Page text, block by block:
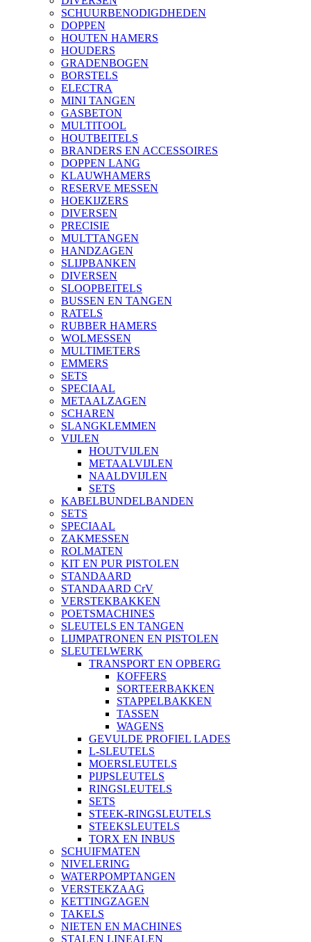
SCHUURBENODIGDHEDEN
DOPPEN
HOUTEN HAMERS
HOUDERS
GRADENBOGEN
BORSTELS
ELECTRA
MINI TANGEN
GASBETON
MULTITOOL
HOUTBEITELS
BRANDERS EN ACCESSOIRES
DOPPEN LANG
KLAUWHAMERS
RESERVE MESSEN
HOEKIJZERS
DIVERSEN
PRECISIE
MULTTANGEN
HANDZAGEN
SLIJPBANKEN
DIVERSEN
SLOOPBEITELS
BUSSEN EN TANGEN
RATELS
RUBBER HAMERS
WOLMESSEN
MULTIMETERS
EMMERS
SETS
SPECIAAL
METAALZAGEN
SCHAREN
SLANGKLEMMEN
VIJLEN
HOUTVIJLEN
METAALVIJLEN
NAALDVIJLEN
SETS
KABELBUNDELBANDEN
SETS
SPECIAAL
ZAKMESSEN
ROLMATEN
KIT EN PUR PISTOLEN
STANDAARD
STANDAARD CrV
VERSTEKBAKKEN
POETSMACHINES
SLEUTELS EN TANGEN
LIJMPATRONEN EN PISTOLEN
SLEUTELWERK
TRANSPORT EN OPBERG
KOFFERS
SORTEERBAKKEN
STAPPELBAKKEN
TASSEN
WAGENS
GEVULDE PROFIEL LADES
L-SLEUTELS
MOERSLEUTELS
PIJPSLEUTELS
RINGSLEUTELS
SETS
STEEK-RINGSLEUTELS
STEEKSLEUTELS
TORX EN INBUS
SCHUIFMATEN
NIVELERING
WATERPOMPTANGEN
VERSTEKZAAG
KETTINGZAGEN
TAKELS
NIETEN EN MACHINES
STALEN LINEALEN